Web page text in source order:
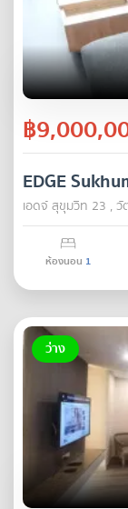
฿
EDGE
เอดจ์ สุขุมวิท 23 ,
ห้องนอน 1
ว่าง